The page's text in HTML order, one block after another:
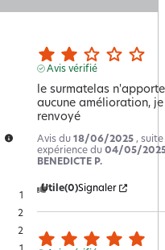
1
2
2
Avis vérifié
le surmatelas n'apporte
aucune amélioration,
renvoyé
Avis du 18/06/2025 , suite
expérience du 04/05/
BENEDICTE P.
Utile(0)Signaler